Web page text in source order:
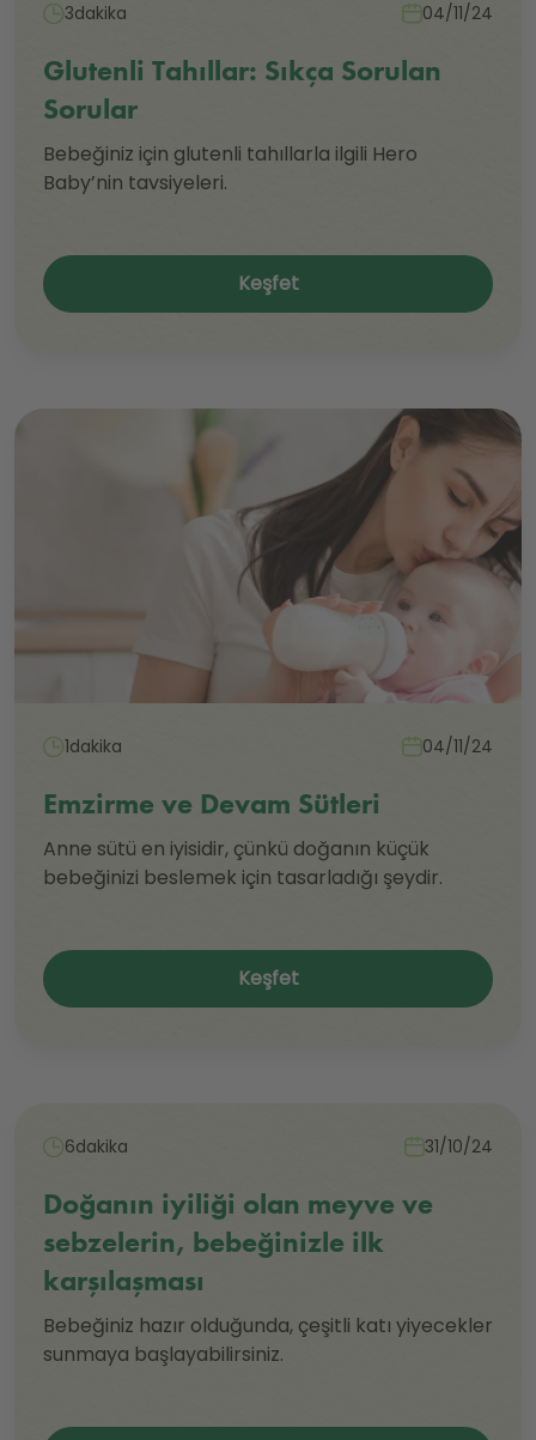
3dakika 04/11/24
Glutenli Tahıllar: Sıkça Sorulan
Sorular
Bebeğiniz için glutenli tahıllarla ilgili Hero
Baby’nin tavsiyeleri.
Keşfet
1dakika 04/11/24
Emzirme ve Devam Sütleri
Anne sütü en iyisidir, çünkü doğanın küçük
bebeğinizi beslemek için tasarladığı şeydir.
Keşfet
6dakika 31/10/24
Doğanın iyiliği olan meyve ve
sebzelerin, bebeğinizle ilk
karşılaşması
Bebeğiniz hazır olduğunda, çeşitli katı yiyecekler
sunmaya başlayabilirsiniz.